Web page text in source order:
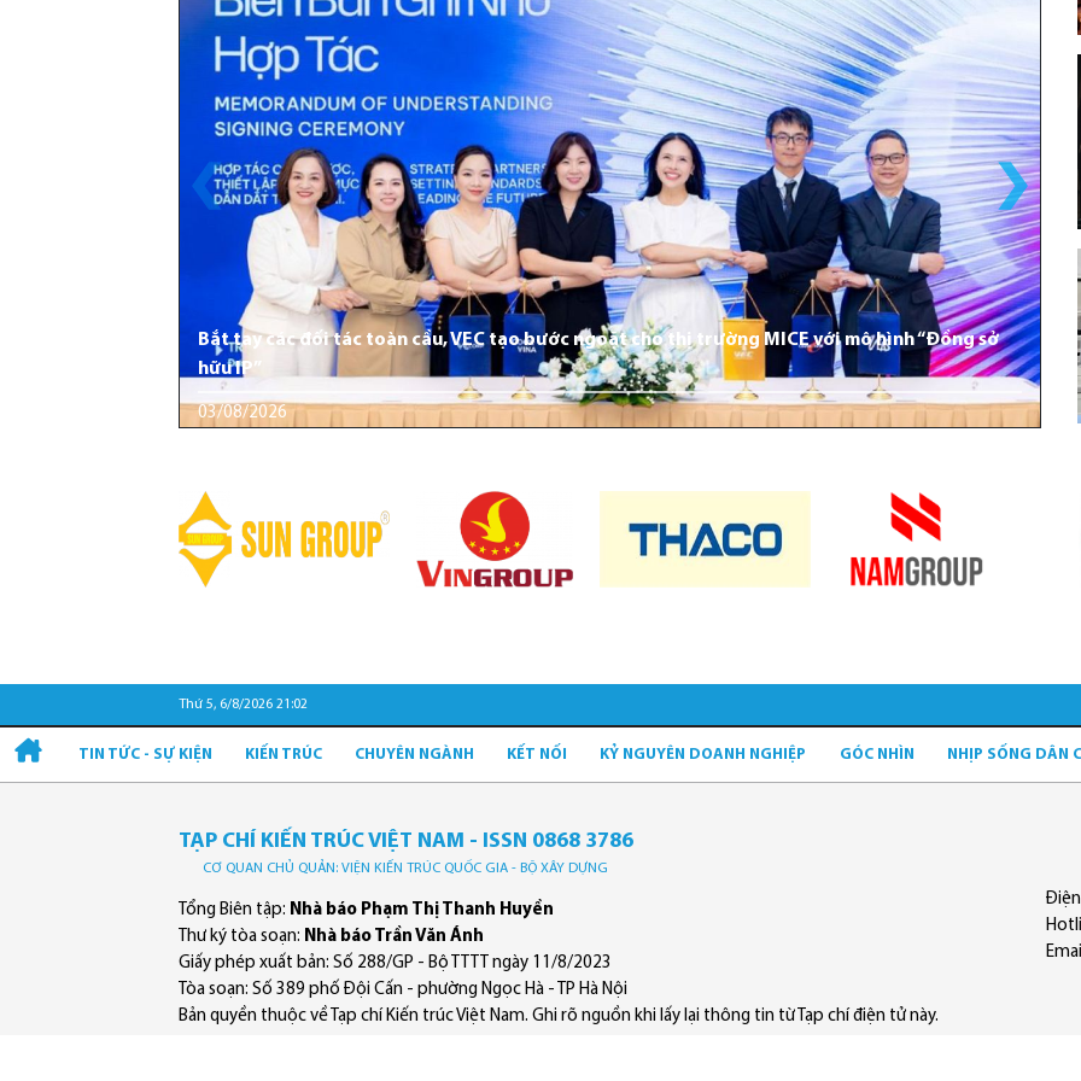
Bắt tay các đối tác toàn cầu, VEC tạo bước ngoặt cho thị trường MICE với mô hình “Đồng sở
hữu IP”
03/08/2026
Thứ 5, 6/8/2026 21:02
TIN TỨC - SỰ KIỆN KIẾN TRÚC CHUYÊN NGÀNH KẾT NỐI KỶ NGUYÊN DOANH NGHIỆP GÓC NHÌN NHỊP SỐNG DÂN
TẠP CHÍ KIẾN TRÚC VIỆT NAM - ISSN 0868 3786
CƠ QUAN CHỦ QUẢN: VIỆN KIẾN TRÚC QUỐC GIA - BỘ XÂY DỰNG
Tổng Biên tập: Nhà báo Phạm Thị Thanh Huyền
Thư ký tòa soạn: Nhà báo Trần Văn Ánh
Giấy phép xuất bản: Số 288/GP - Bộ TTTT ngày 11/8/2023
Tòa soạn: Số 389 phố Đội Cấn - phường Ngọc Hà - TP Hà Nội
Bản quyền thuộc về Tạp chí Kiến trúc Việt Nam. Ghi rõ nguồn khi lấy lại thông tin từ Tạp chí điện tử này.